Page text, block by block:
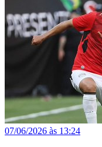
07/06/2026 às 13:24